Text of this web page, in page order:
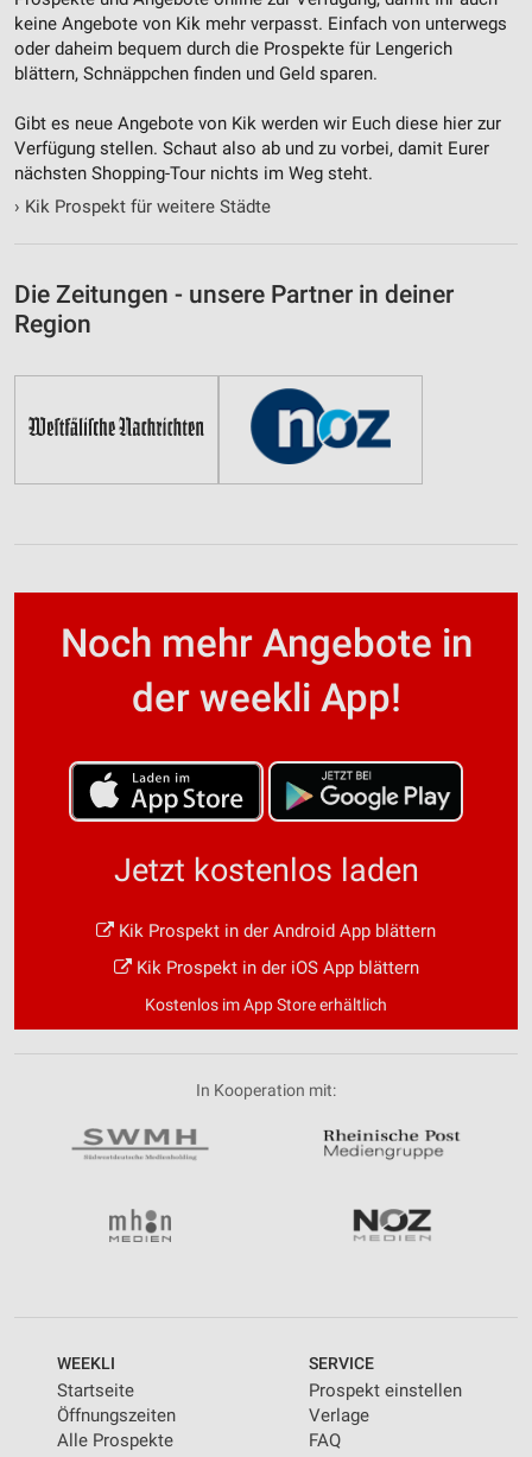
keine Angebote von Kik mehr verpasst. Einfach von unterwegs
oder daheim bequem durch die Prospekte für Lengerich
blättern, Schnäppchen finden und Geld sparen.
Gibt es neue Angebote von Kik werden wir Euch diese hier zur
Verfügung stellen. Schaut also ab und zu vorbei, damit Eurer
nächsten Shopping-Tour nichts im Weg steht.
› Kik Prospekt für weitere Städte
Die Zeitungen - unsere Partner in deiner
Region
Noch mehr Angebote in
der weekli App!
Jetzt kostenlos laden
Kik Prospekt in der Android App blättern
Kik Prospekt in der iOS App blättern
Kostenlos im App Store erhältlich
In Kooperation mit:
WEEKLI
Startseite
Öffnungszeiten
Alle Prospekte
SERVICE
Prospekt einstellen
Verlage
FAQ
Werbung